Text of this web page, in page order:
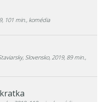
101 min., komédia
Slovensko, 2019, 89 min.,